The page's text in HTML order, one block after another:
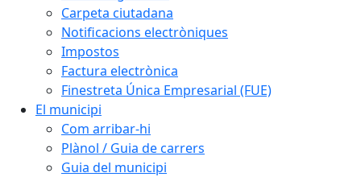
Carpeta ciutadana
Notificacions electròniques
Impostos
Factura electrònica
Finestreta Única Empresarial (FUE)
El municipi
Com arribar-hi
Plànol / Guia de carrers
Guia del municipi